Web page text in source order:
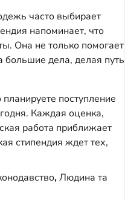
часто выбирает
напоминает, что
Она не только помогает
большие дела, делая путь
поступление
Каждая оценка,
работа приближает
стипендия ждет тех,
,Людина та